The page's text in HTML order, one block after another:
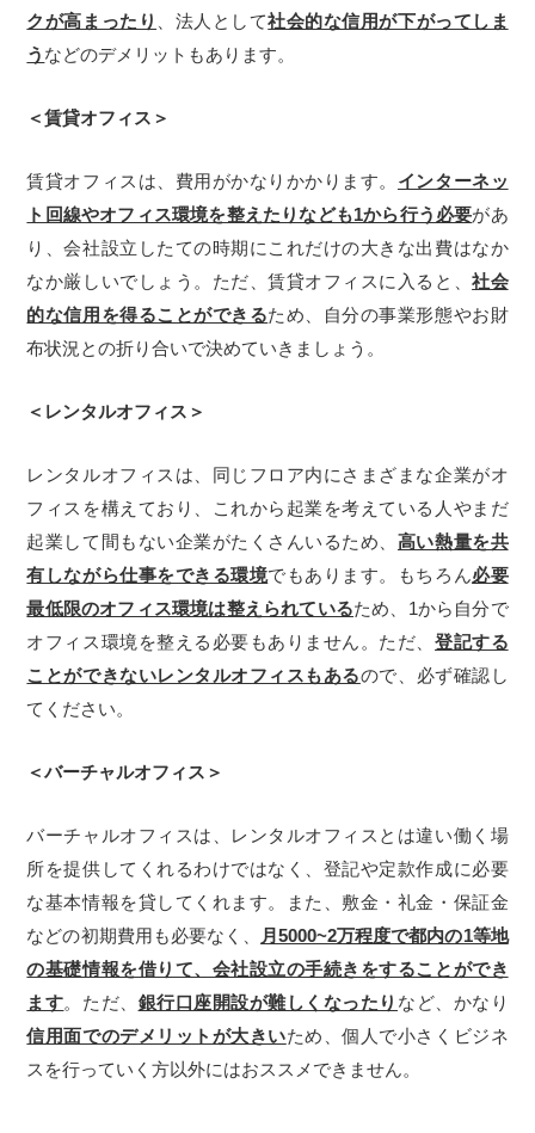
クが高まったり 、法人として社会的な信用が下がってしま
う などのデメリットもあります。
＜賃貸オフィス＞
賃貸オフィスは、費用がかなりかかります。 インターネッ
ト回線やオフィス環境を整えたりなども1から行う必要があ
り、会社設立したての時期にこれだけの大きな出費はなか
なか厳しいでしょう。ただ、賃貸オフィスに入ると、社会
的な信用を得ることができるため、自分の事業形態やお財
布状況との折り合いで決めていきましょう。
＜レンタルオフィス＞
レンタルオフィスは、同じフロア内にさまざまな企業がオ
フィスを構えており、これから起業を考えている人やまだ
起業して間もない企業がたくさんいるため、 高い熱量を共
有しながら仕事をできる環境でもあります。もちろん必要
最低限のオフィス環境は整えられているため、1から自分で
オフィス環境を整える必要もありません。ただ、登記する
ことができないレンタルオフィスもあるので、必ず確認し
てください。
＜バーチャルオフィス＞
バーチャルオフィスは、レンタルオフィスとは違い働く場
所を提供してくれるわけではなく、登記や定款作成に必要
な基本情報を貸してくれます。また、敷金・礼金・保証金
などの初期費用も必要なく、
月5000~2万程度で都内の1等地
の基礎情報を借りて、会社設立の手続きをすることができ
ます。ただ、 銀行口座開設が難しくなったり など、かなり
信用面でのデメリットが大きいため、個人で小さくビジネ
スを行っていく方以外にはおススメできません。